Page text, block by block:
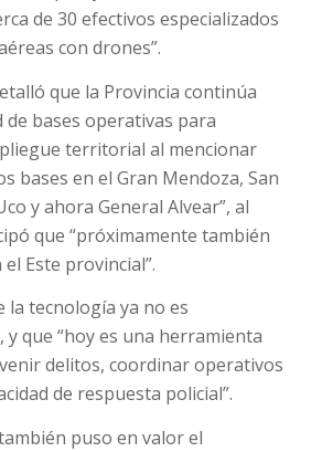
de 30 efectivos especializados
con drones”.
que la Provincia continúa
de bases operativas para
territorial al mencionar
bases en el Gran Mendoza, San
y ahora General Alvear”, al
que “próximamente también
Este provincial”.
la tecnología ya no es
que “hoy es una herramienta
delitos, coordinar operativos
de respuesta policial”.
puso en valor el